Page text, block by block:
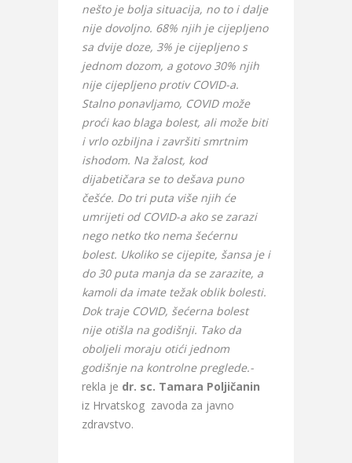
nešto je bolja situacija, no to i dalje
nije dovoljno. 68% njih je cijepljeno
sa dvije doze, 3% je cijepljeno s
jednom dozom, a gotovo 30% njih
nije cijepljeno protiv COVID-a.
Stalno ponavljamo, COVID može
proći kao blaga bolest, ali može biti
i vrlo ozbiljna i završiti smrtnim
ishodom. Na žalost, kod
dijabetičara se to dešava puno
češće. Do tri puta više njih će
umrijeti od COVID-a ako se zarazi
nego netko tko nema šećernu
bolest. Ukoliko se cijepite, šansa je i
do 30 puta manja da se zarazite, a
kamoli da imate težak oblik bolesti.
Dok traje COVID, šećerna bolest
nije otišla na godišnji. Tako da
oboljeli moraju otići jednom
godišnje na kontrolne preglede.-
rekla je dr. sc. Tamara Poljičanin
iz Hrvatskog zavoda za javno
zdravstvo.